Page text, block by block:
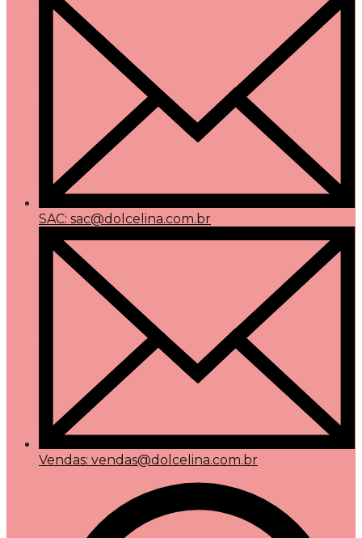
SAC: sac@dolcelina.com.br
Vendas: vendas@dolcelina.com.br